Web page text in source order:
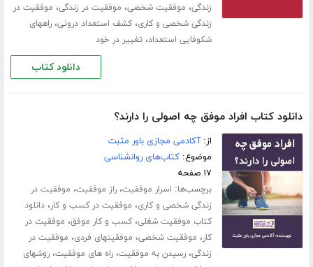
زندگی، موفقیت شخصی، موفقیت در زندگی، موفقیت در
زندگی شخصی و کاری،کشف استعداد درونی،راههای
شکوفایی استعداد، تغییر در خود
دانلود کتاب
دانلود کتاب افراد موفق چه اصولی را دارند؟
از:آکادمی مجازی باور مثبت
موضوع:کتاب‌های روانشناسی
۱۷ صفحه
برچسب‌ها: اسرار موفقیت،راز موفقیت، موفقیت در
زندگی شخصی و کاری، موفقیت در کسب و کار،دانلود
کتاب موفقیت شغلی،کسب و کار موفق، موفقیت در
کار، موفقیت شخصی، موفقیتهای فردی، موفقیت در
زندگی،رسیدن به موفقیت،راه های موفقیت،روشهای